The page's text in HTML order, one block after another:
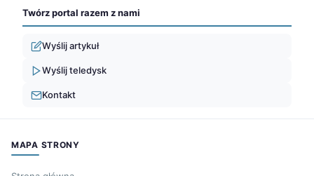
Twórz portal razem z nami
Wyślij artykuł
Wyślij teledysk
Kontakt
MAPA STRONY